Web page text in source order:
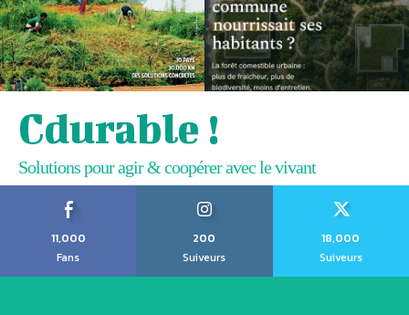
Cdurable !
Solutions pour agir & coopérer avec le vivant
11,000
Fans
200
Suiveurs
18,000
Suiveurs